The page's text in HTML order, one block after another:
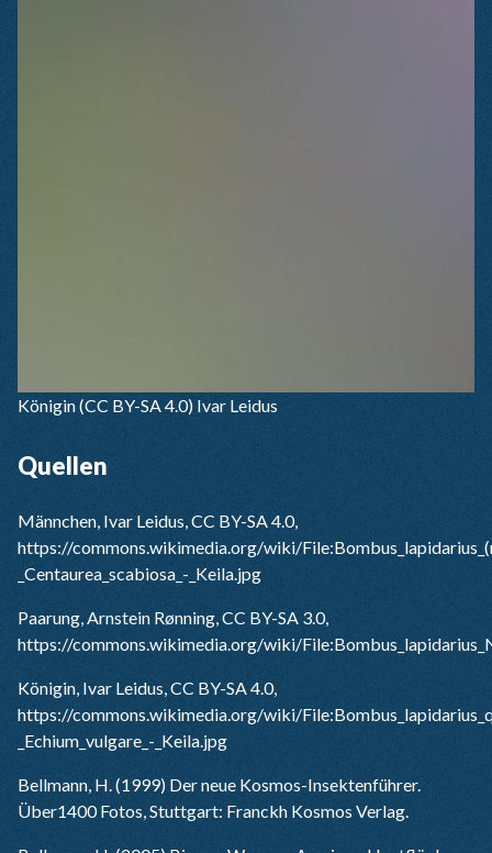
Königin(CC BY-SA 4.0) Ivar Leidus
Quellen
Männchen, Ivar Leidus, CC BY-SA 4.0,
https://commons.wikimedia.org/wiki/
_Centaurea_scabiosa_-_Keila.jpg
Paarung, Arnstein Rønning, CC BY-SA 3.0,
https://commons.wikimedia.org/wiki/
Königin, Ivar Leidus, CC BY-SA 4.0,
https://commons.wikimedia.org/wiki/
_Echium_vulgare_-_Keila.jpg
Bellmann, H. (1999) Der neue Kosmos-Insektenführer.
Über1400 Fotos, Stuttgart: Franckh Kosmos Verlag.